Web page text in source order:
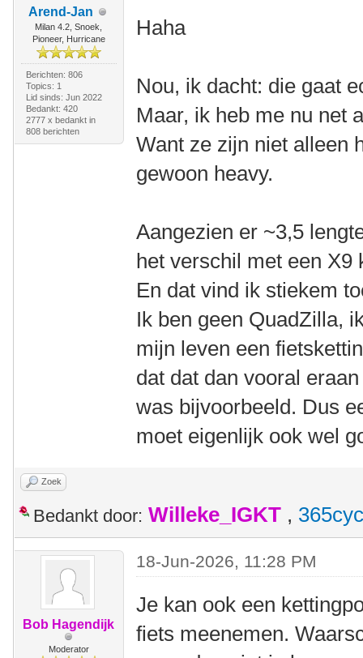
Arend-Jan
Milan 4.2, Snoek,
Pioneer, Hurricane
Berichten: 806
Topics: 1
Lid sinds: Jun 2022
Bedankt: 420
2777 x bedankt in
808 berichten
Haha
Nou, ik dacht: die gaat
Maar, ik heb me nu net
Want ze zijn niet alleen
gewoon heavy.
Aangezien er ~3,5
het verschil met een X9
En dat vind ik stiekem
Ik ben geen QuadZilla,
mijn leven een
dat dat dan vooral
was bijvoorbeeld. Dus
moet eigenlijk ook wel
Zoek
Bedankt door: Willeke_IGKT ,
Bob Hagendijk
Moderator
18-Jun-2026, 11:28 PM
Je kan ook een
fiets meenemen.